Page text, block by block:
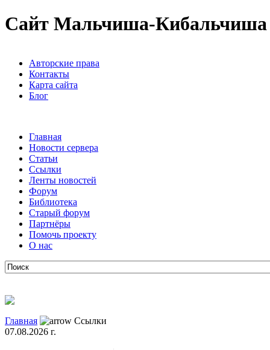
Сайт Мальчиша-Кибальчиша
Авторские права
Контакты
Карта сайта
Блог
Главная
Новости сервера
Статьи
Ссылки
Ленты новостей
Форум
Библиотека
Старый форум
Партнёры
Помочь проекту
О нас
Главная
Ссылки
07.08.2026 г.